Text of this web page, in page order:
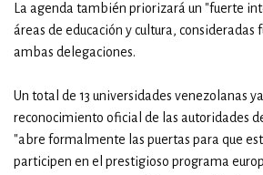
La agenda también priorizará un "fuerte
áreas de educación y cultura, consideradas
ambas delegaciones.
Un total de 13 universidades venezolanas
reconocimiento oficial de las autoridades
"abre formalmente las puertas para que
participen en el prestigioso programa